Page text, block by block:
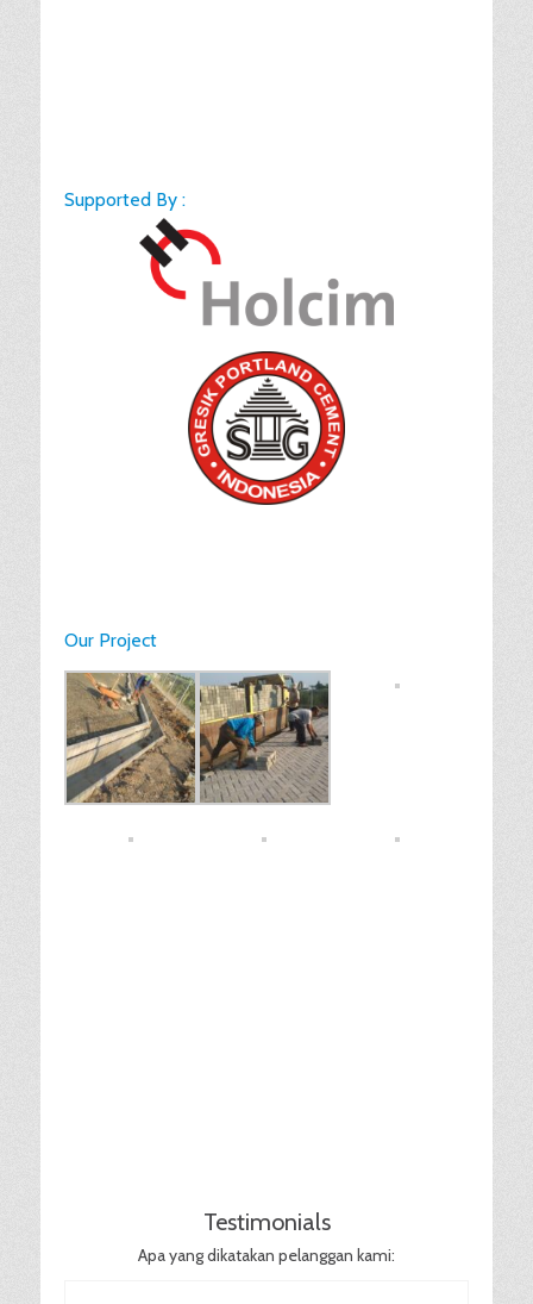
Supported By :
Our Project
Testimonials
Apa yang dikatakan pelanggan kami: